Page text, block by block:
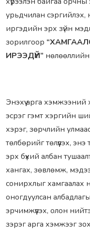
урьдчилан сэргийлэх,
иргэдийн эрх зүйн
зорилгоор
ИРЭЭДҮЙ” нөлөөллийн
Энэхүү арга хэмжээний
эсрэг гэмт хэргийн
хэрэг, зөрчлийн
төлбөрийг төлүүлэх,
эрх бүхий албан
хангах, зөвлөмж,
сонирхлыг хамгаалах
оногдуулсан
эрчимжүүлэх, олон
зэрэг арга хэмжээг